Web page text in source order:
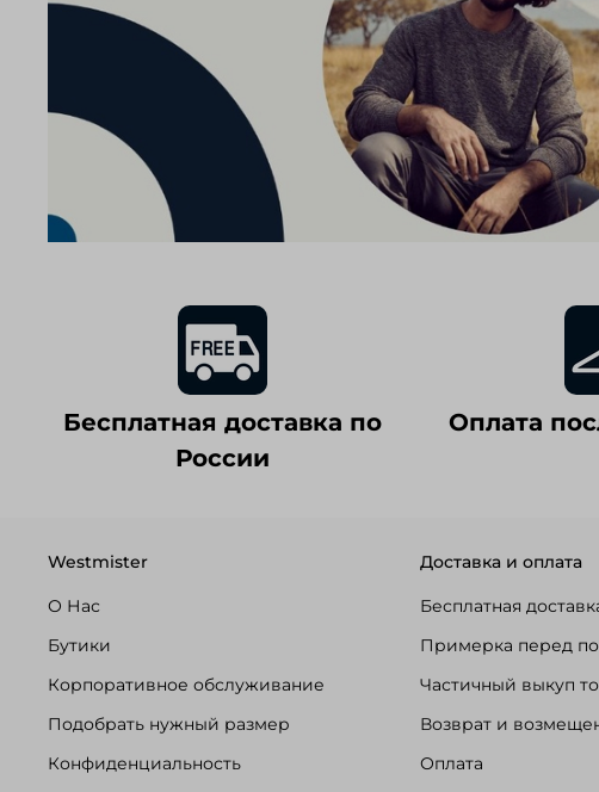
Бесплатная доставка по
России
Оплата
Westmister
О Нас
Бутики
Корпоративное обслуживание
Подобрать нужный размер
Конфиденциальность
Доставка и оплата
Бесплатная
Примерка перед
Частичный выкуп
Возврат и
Оплата